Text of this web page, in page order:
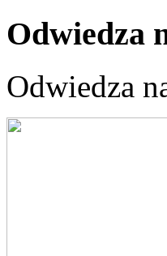
Odwiedza
Odwiedza